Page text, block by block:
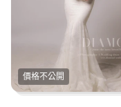
價格不公開